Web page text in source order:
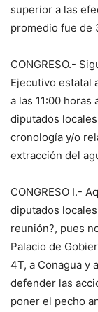
superior a las
promedio fue de
CONGRESO.-
Ejecutivo estatal
a las 11:00
diputados
cronología y/o
extracción del
CONGRESO I.-
diputados
reunión?, pues
Palacio de
4T, a Conagua y
defender las
poner el pecho